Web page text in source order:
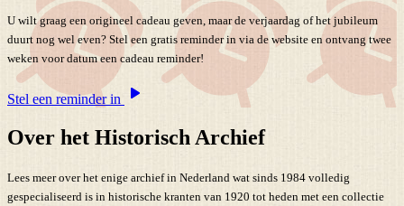
U wilt graag een origineel cadeau geven, maar de verjaardag of het jubileum
duurt nog wel even? Stel een gratis reminder in via de website en ontvang twee
weken voor datum een cadeau reminder!
Stel een reminder in
Over het Historisch Archief
Lees meer over het enige archief in Nederland wat sinds 1984 volledig
gespecialiseerd is in historische kranten van 1920 tot heden met een collectie